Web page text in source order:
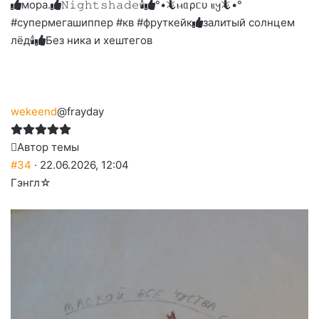
до
слез
мора.
𝙽𝚒𝚐𝚑𝚝𝚜𝚑𝚊𝚍𝚎🕯
°•🦎ⲙᥲρᥴυ ⲃ𐔤🦎•°
#супермегашиппер #кв #фруткейк
залитый солнцем
лёд🕯
Без ника и хештегов
wekeend@frayday
Автор темы
#34 · 22.06.2026, 12:04
Гэнгл☆